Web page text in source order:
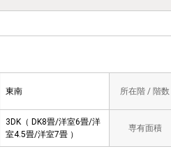
東南 所在階 / 階数
3DK（ DK8畳/洋室6畳/洋
室4.5畳/洋室7畳 ）
専有面積